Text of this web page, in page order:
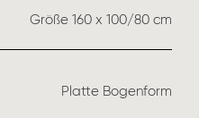
Größe 160 x 100/80 cm
Platte Bogenform